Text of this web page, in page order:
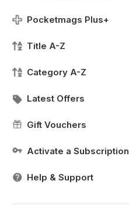
Pocketmags Plus+
Title A-Z
Category A-Z
Latest Offers
Gift Vouchers
Activate a Subscription
Help & Support